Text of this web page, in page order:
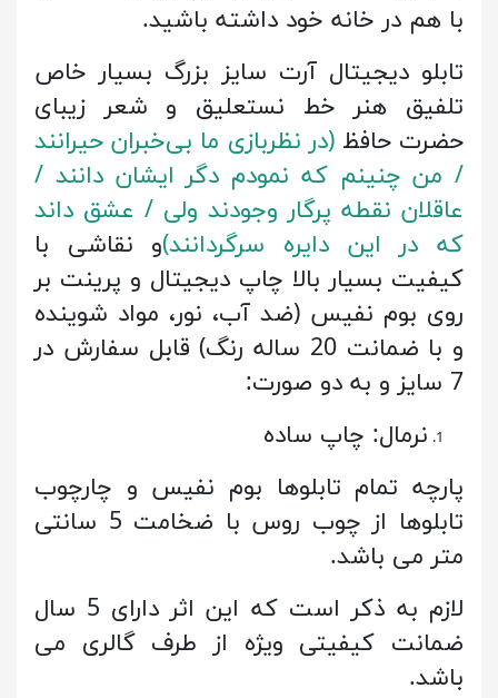
با هم در خانه خود داشته باشید.
تابلو دیجیتال آرت سایز بزرگ بسیار خاص
تلفیق هنر خط نستعلیق و شعر زیبای
حضرت حافظ(در نظربازی ما بی‌خبران حیرانند
/ من چنینم که نمودم دگر ایشان دانند /
عاقلان نقطه پرگار وجودند ولی / عشق داند
که در این دایره سرگردانند)و نقاشی با
کیفیت بسیار بالا چاپ دیجیتال و پرینت بر
روی بوم نفیس (ضد آب، نور، مواد شوینده
و با ضمانت 20 ساله رنگ) قابل سفارش در
7 سایز و به دو صورت:
نرمال: چاپ ساده
پارچه تمام تابلوها بوم نفیس و چارچوب
تابلوها از چوب روس با ضخامت 5 سانتی
متر می باشد.
لازم به ذکر است که این اثر دارای 5 سال
ضمانت کیفیتی ویژه از طرف گالری می
باشد.